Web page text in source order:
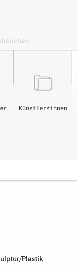
Künstler*innen
Plastik